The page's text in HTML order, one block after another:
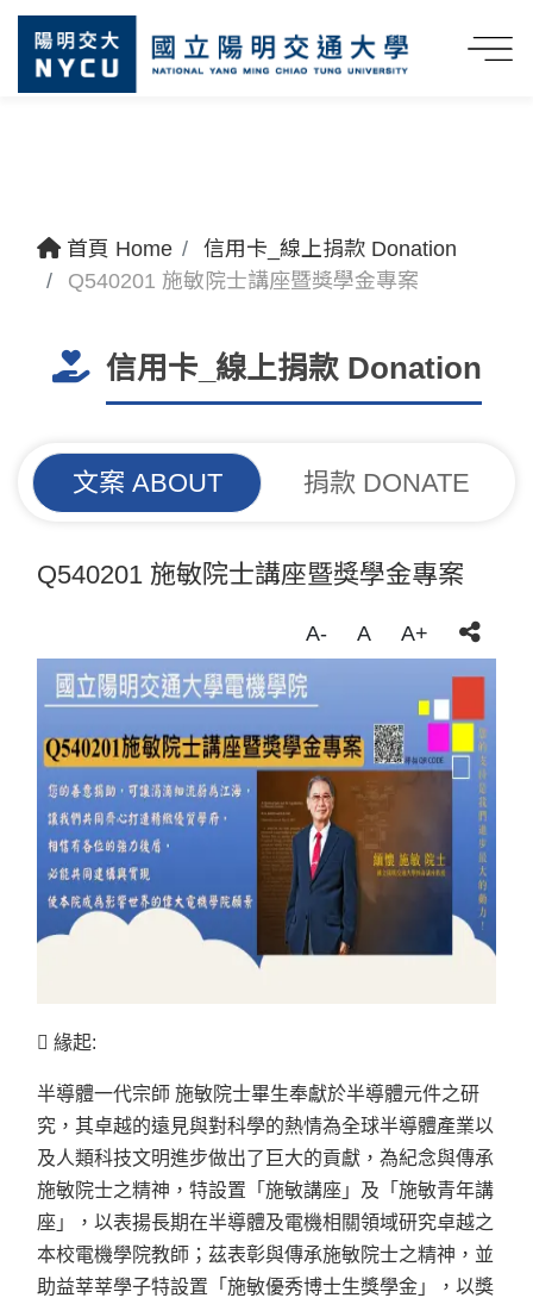
首頁 Home
信用卡_線上捐款 Donation
Q540201 施敏院士講座暨獎學金專案
信用卡_線上捐款 Donation
文案 ABOUT 捐款 DONATE
Q540201 施敏院士講座暨獎學金專案
A- A A+
 緣起:
半導體一代宗師 施敏院士畢生奉獻於半導體元件之研
究，其卓越的遠見與對科學的熱情為全球半導體產業以
及人類科技文明進步做出了巨大的貢獻，為紀念與傳承
施敏院士之精神，特設置「施敏講座」及「施敏青年講
座」，以表揚長期在半導體及電機相關領域研究卓越之
本校電機學院教師；茲表彰與傳承施敏院士之精神，並
助益莘莘學子特設置「施敏優秀博士生獎學金」，以獎